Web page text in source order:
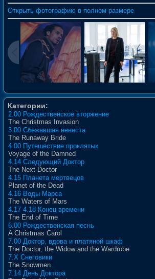
Открыть фотографию в полном размере
Категории:
2.00 Рождественское вторжение
The Christmas Invasion
3.00 Сбежавшая невеста
The Runaway Bride
4.00 Путешествие проклятых
Voyage of the Damned
4.14 Следующий Доктор
The Next Doctor
4.15 Планета мертвецов
Planet of the Dead
4.16 Воды Марса
The Waters of Mars
4.17-4.18 Конец времени
The End of Time
6.00 Рождественская песнь
A Christmas Carol
7.00 Доктор, вдова и платяной шкаф
The Doctor, the Widow and the Wardrobe
7.X Снеговики
The Snowmen
7.14 День Доктора